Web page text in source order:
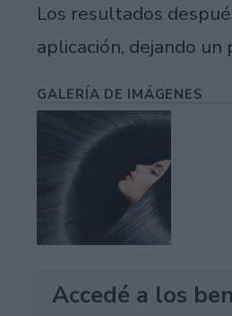
Los resultados
aplicación, dejando
GALERÍA DE IMÁGENES
Accedé a los